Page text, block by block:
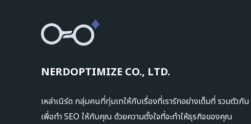
NERDOPTIMIZE CO., LTD.
เหล่าเนิร์ด กลุ่มคนที่ทุ่มเทให้กับเรื่องที่เรารักอย่างเต็มที่ รวมตัวกัน
เพื่อทำ SEO ให้กับคุณ ด้วยความตั้งใจที่จะทำให้ธุรกิจของคุณ